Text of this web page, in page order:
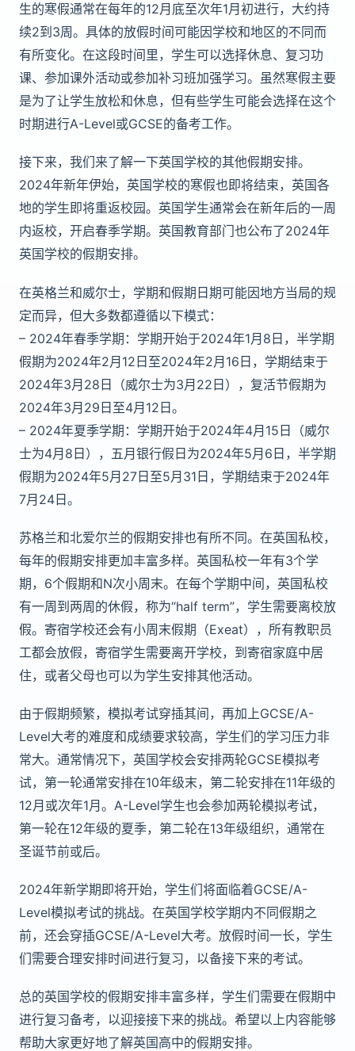
生的寒假通常在每年的12月底至次年1月初进行，大约持
续2到3周。具体的放假时间可能因学校和地区的不同而
有所变化。在这段时间里，学生可以选择休息、复习功
课、参加课外活动或参加补习班加强学习。虽然寒假主要
是为了让学生放松和休息，但有些学生可能会选择在这个
时期进行A-Level或GCSE的备考工作。
接下来，我们来了解一下英国学校的其他假期安排。
2024年新年伊始，英国学校的寒假也即将结束，英国各
地的学生即将重返校园。英国学生通常会在新年后的一周
内返校，开启春季学期。英国教育部门也公布了2024年
英国学校的假期安排。
在英格兰和威尔士，学期和假期日期可能因地方当局的规
定而异，但大多数都遵循以下模式：
– 2024年春季学期：学期开始于2024年1月8日，半学期
假期为2024年2月12日至2024年2月16日，学期结束于
2024年3月28日（威尔士为3月22日），复活节假期为
2024年3月29日至4月12日。
– 2024年夏季学期：学期开始于2024年4月15日（威尔
士为4月8日），五月银行假日为2024年5月6日，半学期
假期为2024年5月27日至5月31日，学期结束于2024年
7月24日。
苏格兰和北爱尔兰的假期安排也有所不同。在英国私校，
每年的假期安排更加丰富多样。英国私校一年有3个学
期，6个假期和N次小周末。在每个学期中间，英国私校
有一周到两周的休假，称为“half term”，学生需要离校放
假。寄宿学校还会有小周末假期（Exeat），所有教职员
工都会放假，寄宿学生需要离开学校，到寄宿家庭中居
住，或者父母也可以为学生安排其他活动。
由于假期频繁，模拟考试穿插其间，再加上GCSE/A-
Level大考的难度和成绩要求较高，学生们的学习压力非
常大。通常情况下，英国学校会安排两轮GCSE模拟考
试，第一轮通常安排在10年级末，第二轮安排在11年级的
12月或次年1月。A-Level学生也会参加两轮模拟考试，
第一轮在12年级的夏季，第二轮在13年级组织，通常在
圣诞节前或后。
2024年新学期即将开始，学生们将面临着GCSE/A-
Level模拟考试的挑战。在英国学校学期内不同假期之
前，还会穿插GCSE/A-Level大考。放假时间一长，学生
们需要合理安排时间进行复习，以备接下来的考试。
总的英国学校的假期安排丰富多样，学生们需要在假期中
进行复习备考，以迎接接下来的挑战。希望以上内容能够
帮助大家更好地了解英国高中的假期安排。